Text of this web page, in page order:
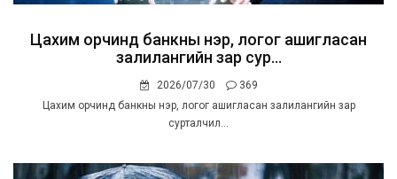
Цахим орчинд банкны нэр, логог ашигласан
залилангийн зар сур...
2026/07/30
369
Цахим орчинд банкны нэр, логог ашигласан залилангийн зар
сурталчил...